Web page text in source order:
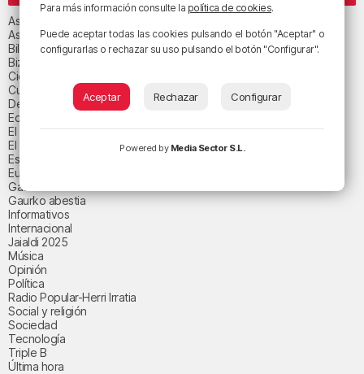
Asteburuko Planak
Asteko abestia
Bilbao
Bizkaia
Ciencia y salud
Cultura
Deportes
Economía
El paisaje de la semana
El paisaje del día
Espacio patrocinado
Euskadi
Gastronomía
Gaurko abestia
Informativos
Internacional
Jaialdi 2025
Música
Opinión
Política
Radio Popular-Herri Irratia
Social y religión
Sociedad
Tecnología
Triple B
Última hora
Para más información consulte la política de cookies.
Puede aceptar todas las cookies pulsando el botón "Aceptar" o
configurarlas o rechazar su uso pulsando el botón "Configurar".
Aceptar Rechazar Configurar
Powered by Media Sector S.L.